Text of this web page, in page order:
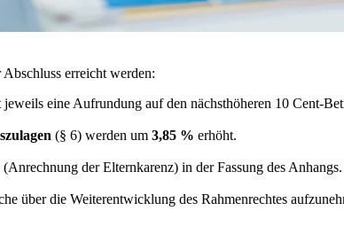
erreicht werden:
eine Aufrundung auf den nächsthöheren 10 Cent-
(§ 6) werden um 3,85 % erhöht.
der Elternkarenz) in der Fassung des Anhangs.
über die Weiterentwicklung des Rahmenrechtes